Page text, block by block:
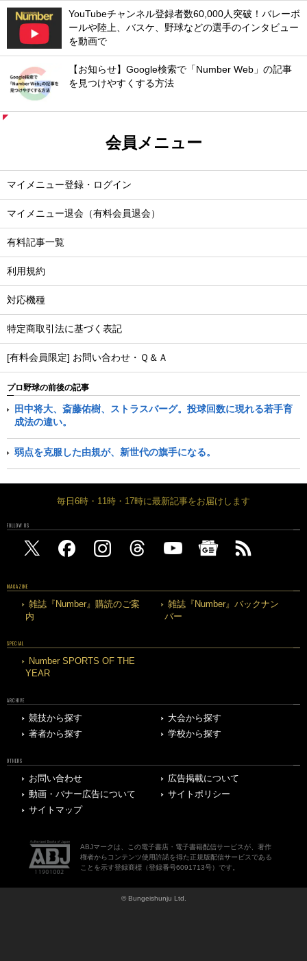
YouTubeチャンネル登録者数60,000人突破！バレーボ
ールや陸上、バスケ、野球などの選手のインタビュー
を動画で
【お知らせ】Google検索で「Number Web」の記事
を見つけやすくする方法
会員メニュー
マイメニュー登録・ログイン
マイメニュー退会（有料会員退会）
有料記事一覧
利用規約
対応機種
特定商取引法に基づく表記
[有料会員限定] お問い合わせ・Ｑ＆Ａ
プロ野球の前後の記事
田中将大、斎藤佑樹、ストラスバーグ。投球回数に現れる若手育
成法の違い。
弱点を克服した由規が、新世代の旗手になる。
毎日6時・11時・17時に最新記事をお届けします
FOLLOW US
MAGAZINE
雑誌『Number』購読のご案
内
雑誌『Number』バックナン
バー
SPECIAL
Number SPORTS OF THE
YEAR
ARCHIVE
競技から探す
大会から探す
著者から探す
学校から探す
OTHERS
お問い合わせ
広告掲載について
動画・バナー広告について
サイトポリシー
サイトマップ
ABJマークは、この電子書店・電子書籍配信サービスが、著作
権者からコンテンツ使用許諾を得た正規版配信サービスである
ことを示す登録商標（登録番号6091713号）です。
© Bungeishunju Ltd.